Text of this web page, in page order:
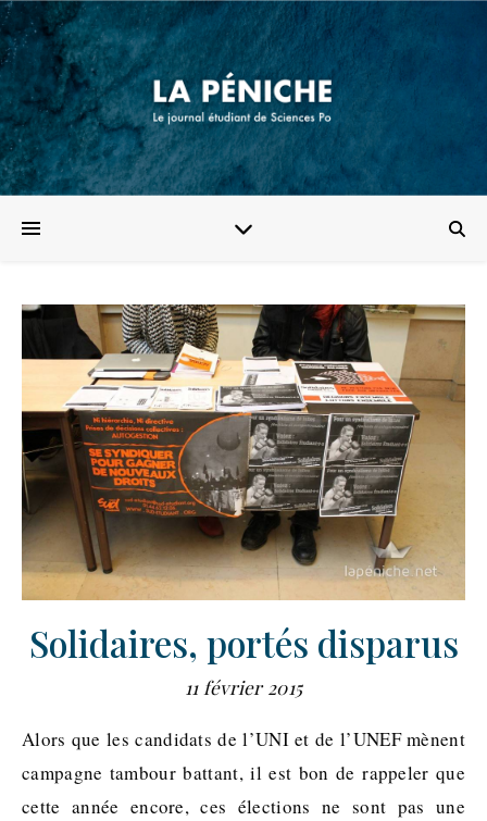
Solidaires, portés disparus
11 février 2015
Alors que les candidats de l’UNI et de l’UNEF mènent
campagne tambour battant, il est bon de rappeler que
cette année encore, ces élections ne sont pas une